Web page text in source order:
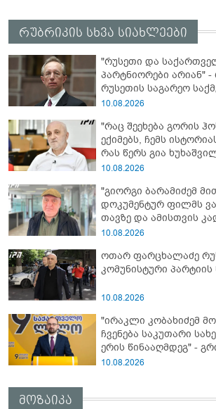
რუბრიკის სხვა სიახლეები
"რუსეთი და
პარტნიორები არიან" -
რუსეთის საგარეო
მოადგილე?
10.08.2026
"რაც შეეხება გორის
ექიმებს, ჩემს
რას წერს გია
10.08.2026
"გიორგი ბარამიძემ
დოკუმენტურ ფილმს
თავზე და ამისთვის კადრები
მჭირდებაო... თურმე
ომი ვეტერანი მალხაზ
10.08.2026
ოთარ ფარცხალაძე
კომუნისტური პარტიის
10.08.2026
"ირაკლი კობახიძემ
ჩვენება საკუთარი
ერის წინააღმდეგ" -
10.08.2026
მოზაიკა